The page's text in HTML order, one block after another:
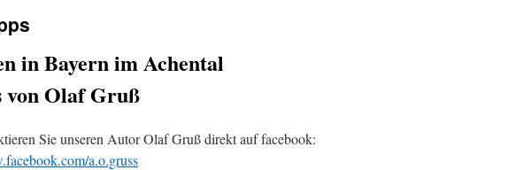
in Bayern im Achental
von Olaf Gruß
Sie unseren Autor Olaf Gruß direkt auf facebook:
a.o.gruss